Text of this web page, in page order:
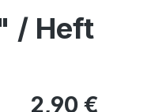
/ Heft
Regulärer Preis:
2,90 €